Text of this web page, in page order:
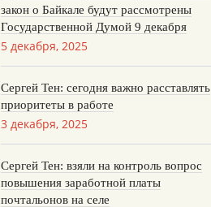
закон о Байкале будут рассмотрены
Государственной Думой 9 декабря
5 декабря, 2025
Сергей Тен: сегодня важно расставлять
приоритеты в работе
3 декабря, 2025
Сергей Тен: взяли на контроль вопрос
повышения заработной платы
почтальонов на селе